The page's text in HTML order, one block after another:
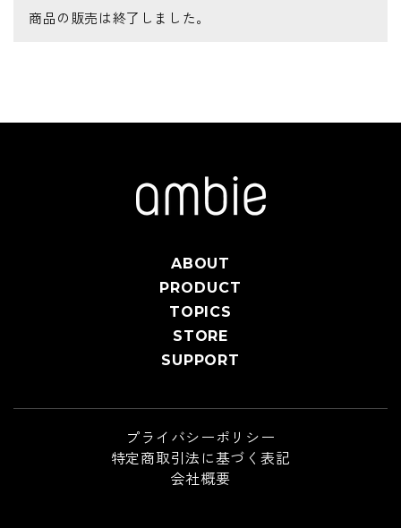
商品の販売は終了しました。
ABOUT
PRODUCT
TOPICS
STORE
SUPPORT
プライバシーポリシー
特定商取引法に基づく表記
会社概要